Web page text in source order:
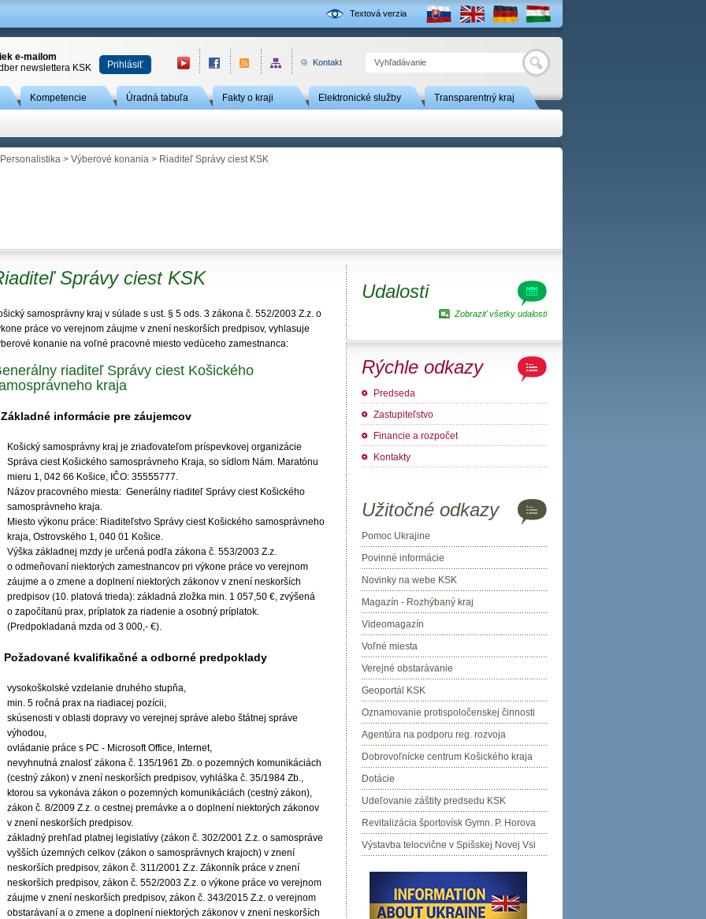
Textová verzia
Hľadať
e-mailom
newslettera KSK
Prihlásiť Kontakt
Kompetencie Úradná tabuľa Fakty o kraji Elektronické služby Transparentný kraj
Personalistika > Výberové konania > Riaditeľ Správy ciest KSK
Správy ciest KSK
samosprávny kraj v súlade s ust. § 5 ods. 3 zákona č. 552/2003 Z.z. o
práce vo verejnom záujme v znení neskorších predpisov, vyhlasuje
konanie na voľné pracovné miesto vedúceho zamestnanca:
riaditeľ Správy ciest Košického
kraja
informácie pre záujemcov
Košický samosprávny kraj je zriaďovateľom príspevkovej organizácie
Správa ciest Košického samosprávneho Kraja, so sídlom Nám. Maratónu
mieru 1, 042 66 Košice, IČO: 35555777.
Názov pracovného miesta: Generálny riaditeľ Správy ciest Košického
samosprávneho kraja.
Miesto výkonu práce: Riaditeľstvo Správy ciest Košického samosprávneho
kraja, Ostrovského 1, 040 01 Košice.
Výška základnej mzdy je určená podľa zákona č. 553/2003 Z.z.
o odmeňovaní niektorých zamestnancov pri výkone práce vo verejnom
záujme a o zmene a doplnení niektorých zákonov v znení neskorších
predpisov (10. platová trieda): základná zložka min. 1 057,50 €, zvýšená
o započítanú prax, príplatok za riadenie a osobný príplatok.
(Predpokladaná mzda od 3 000,- €).
Požadované kvalifikačné a odborné predpoklady
vysokoškolské vzdelanie druhého stupňa,
min. 5 ročná prax na riadiacej pozícii,
skúsenosti v oblasti dopravy vo verejnej správe alebo štátnej správe
výhodou,
ovládanie práce s PC - Microsoft Office, Internet,
nevyhnutná znalosť zákona č. 135/1961 Zb. o pozemných komunikáciách
(cestný zákon) v znení neskorších predpisov, vyhláška č. 35/1984 Zb.,
ktorou sa vykonáva zákon o pozemných komunikáciách (cestný zákon),
zákon č. 8/2009 Z.z. o cestnej premávke a o doplnení niektorých zákonov
v znení neskorších predpisov.
základný prehľad platnej legislatívy (zákon č. 302/2001 Z.z. o samospráve
vyšších územných celkov (zákon o samosprávnych krajoch) v znení
neskorších predpisov, zákon č. 311/2001 Z.z. Zákonník práce v znení
neskorších predpisov, zákon č. 552/2003 Z.z. o výkone práce vo verejnom
záujme v znení neskorších predpisov, zákon č. 343/2015 Z.z. o verejnom
obstarávaní a o zmene a doplnení niektorých zákonov v znení neskorších
Udalosti
Zobraziť všetky udalosti
Rýchle odkazy
Predseda
Zastupiteľstvo
Financie a rozpočet
Kontakty
Užitočné odkazy
Pomoc Ukrajine
Povinné informácie
Novinky na webe KSK
Magazín - Rozhýbaný kraj
Videomagazín
Voľné miesta
Verejné obstarávanie
Geoportál KSK
Oznamovanie protispoločenskej činnosti
Agentúra na podporu reg. rozvoja
Dobrovoľnícke centrum Košického kraja
Dotácie
Udeľovanie záštity predsedu KSK
Revitalizácia športovísk Gymn. P. Horova
Výstavba telocvične v Spišskej Novej Vsi